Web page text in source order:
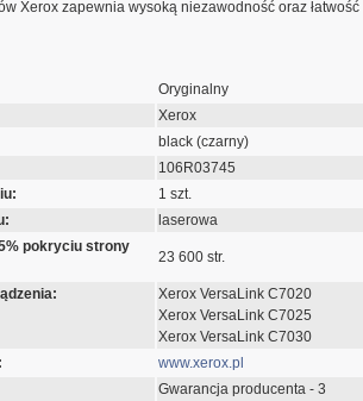
Xerox zapewnia wysoką niezawodność oraz łatwość
Oryginalny
Xerox
black (czarny)
106R03745
1 szt.
laserowa
pokryciu strony
23 600 str.
Xerox VersaLink C7020
Xerox VersaLink C7025
Xerox VersaLink C7030
www.xerox.pl
Gwarancja producenta - 3